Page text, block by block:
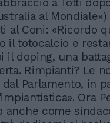
a Totti
al
al Coni: «Ricordo
il totocalcio e
il doping, una
Rimpianti? Le
Parlamento, in
Ora
anche come